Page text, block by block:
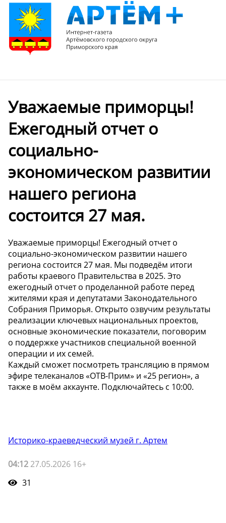
Уважаемые приморцы!
Ежегодный отчет о
социально-
экономическом развитии
нашего региона
состоится 27 мая.
Уважаемые приморцы! Ежегодный отчет о
социально-экономическом развитии нашего
региона состоится 27 мая. Мы подведём итоги
работы краевого Правительства в 2025. Это
ежегодный отчет о проделанной работе перед
жителями края и депутатами Законодательного
Собрания Приморья. Открыто озвучим результаты
реализации ключевых национальных проектов,
основные экономические показатели, поговорим
о поддержке участников специальной военной
операции и их семей.
Каждый сможет посмотреть трансляцию в прямом
эфире телеканалов «ОТВ-Прим» и «25 регион», а
также в моём аккаунте. Подключайтесь с 10:00.
Историко-краеведческий музей г. Артем
04:12 27.05.2026 16+
31